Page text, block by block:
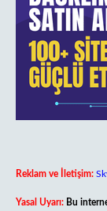
Reklam ve İletişim:
Yasal Uyarı: Bu